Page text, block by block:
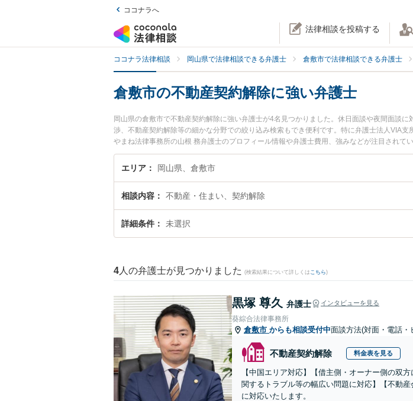
ココナラへ
法律相談を投稿する
ココナラ法律相談 岡山県で法律相談できる弁護士 倉敷市で法律相談できる弁護士
倉敷市の不動産契約解除に強い弁護士
岡山県の倉敷市で不動産契約解除に強い弁護士が4名見つかりました。休日面談や夜間面談
渉、不動産契約解除等の細かな分野での絞り込み検索もでき便利です。特に弁護士法人VIA
やまね法律事務所の山根 務弁護士のプロフィール情報や弁護士費用、強みなどが注目され
士に相談したい』『不動産契約解除のトラブル解決の実績豊富な近くの弁護士を検索したい
い』などでお困りの相談者さんにおすすめです。
エリア 岡山県、倉敷市
相談内容 不動産・住まい、契約解除
詳細条件 未選択
4 人の弁護士が見つかりました (検索結果について詳しくは こちら)
黒塚 尊久 弁護士 インタビューを見る
葵綜合法律事務所
倉敷市 からも相談受付中面談方法(対面・電話・
不動産契約解除 料金表を見る
【中国エリア対応】【借主側・オーナー側の双
関するトラブル等の幅広い問題に対応】【不動
に対応いたします。